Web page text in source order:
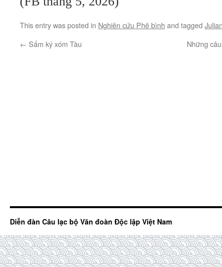
This entry was posted in Nghiên cứu Phê bình and tagged
← Sấm ký xóm Tàu Những
Diễn đàn Câu lạc bộ Văn đoàn Độc lập Việt Nam